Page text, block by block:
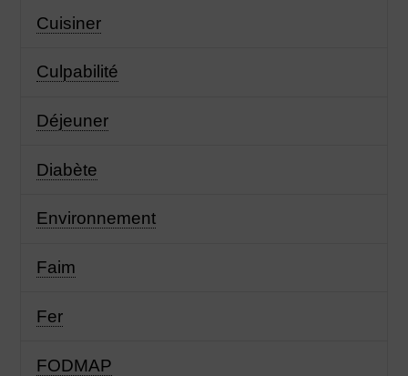
Cuisiner
Culpabilité
Déjeuner
Diabète
Environnement
Faim
Fer
FODMAP